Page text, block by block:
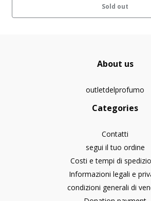
Sold out
About us
outletdelprofumo
Categories
Contatti
segui il tuo ordine
Costi e tempi di
Informazioni legali e
condizioni generali di